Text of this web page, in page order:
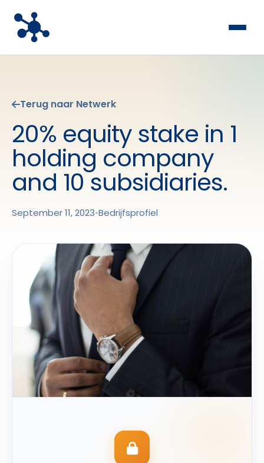
Terug naar Netwerk
20% equity stake in 1
holding company
and 10 subsidiaries.
September 11, 2023•Bedrijfsprofiel